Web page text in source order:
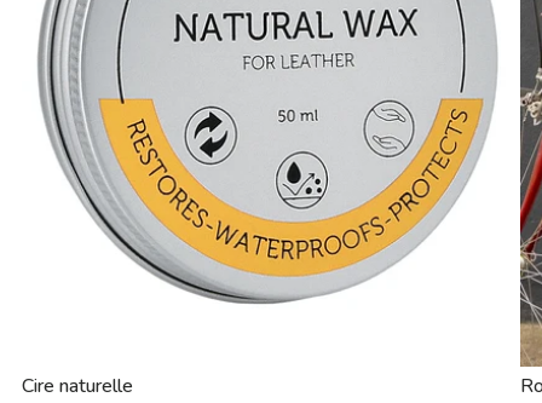
Cire naturelle